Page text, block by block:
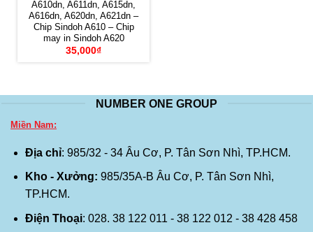
A610dn, A611dn, A615dn,
A616dn, A620dn, A621dn –
Chip Sindoh A610 – Chip
may in Sindoh A620
35,000₫
NUMBER ONE GROUP
Miền Nam:
Địa chỉ: 985/32 - 34 Âu Cơ, P. Tân Sơn Nhì, TP.HCM.
Kho - Xưởng: 985/35A-B Âu Cơ, P. Tân Sơn Nhì,
TP.HCM.
Điện Thoại: 028. 38 122 011 - 38 122 012 - 38 428 458